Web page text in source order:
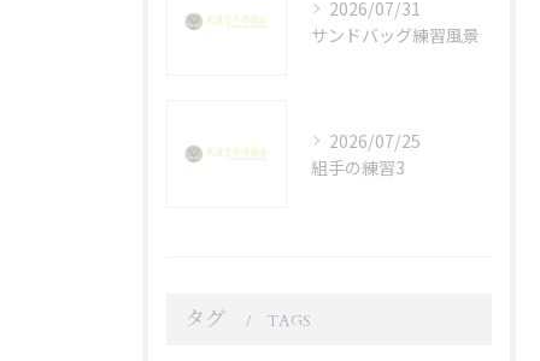
2026/07/31
サンドバッグ練習風景
2026/07/25
組手の練習3
タグ TAGS